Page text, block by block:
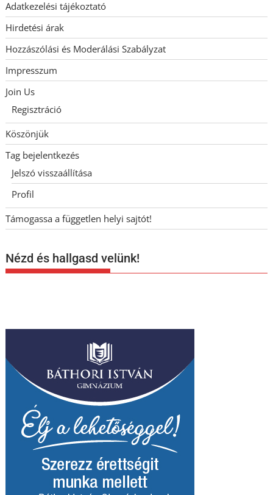
Adatkezelési tájékoztató
Hirdetési árak
Hozzászólási és Moderálási Szabályzat
Impresszum
Join Us
Regisztráció
Köszönjük
Tag bejelentkezés
Jelszó visszaállítása
Profil
Támogassa a független helyi sajtót!
Nézd és hallgasd velünk!